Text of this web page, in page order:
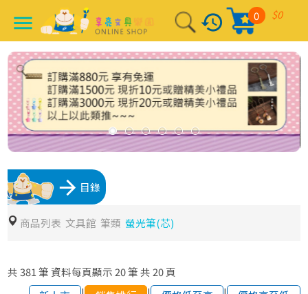
menu history $0
0
arrow_forward 目錄
商品列表 文具館 筆類 螢光筆(芯)
共 381筆 資料每頁顯示 20筆 共 20頁